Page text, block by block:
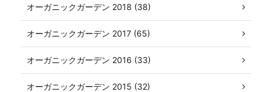
オーガニックガーデン 2018 (38)
オーガニックガーデン 2017 (65)
オーガニックガーデン 2016 (33)
オーガニックガーデン 2015 (32)